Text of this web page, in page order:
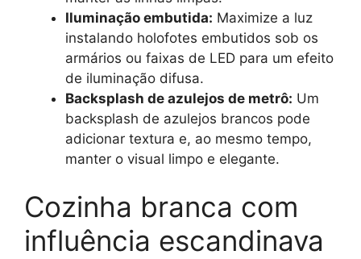
Iluminação embutida: Maximize a luz
instalando holofotes embutidos sob os
armários ou faixas de LED para um efeito
de iluminação difusa.
Backsplash de azulejos de metrô: Um
backsplash de azulejos brancos pode
adicionar textura e, ao mesmo tempo,
manter o visual limpo e elegante.
Cozinha branca com
influência escandinava